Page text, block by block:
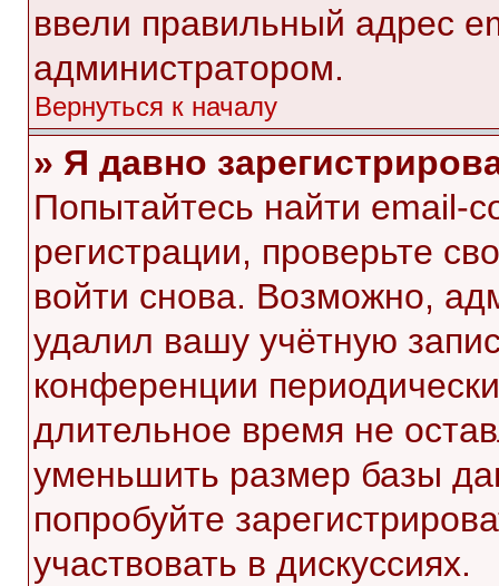
ввели правильный адрес
администратором.
Вернуться к началу
» Я давно
Попытайтесь найти email-
регистрации, проверьте
войти снова. Возможно,
удалил вашу учётную
конференции
длительное время не
уменьшить размер базы
попробуйте
участвовать в дискуссиях.